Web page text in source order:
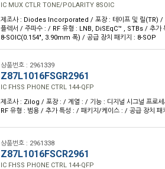
IC MUX CTLR TONE/POLARITY 8SOIC
제조사 : Diodes Incorporated / 포장 : 테이프 및 릴(TR) /
플렉서 / 주파수 : / RF 유형 : LNB, DiSEqC™ , STBs / 추가
8-SOIC(0.154", 3.90mm 폭) / 공급 장치 패키지 : 8-SOP
상품번호 : 2961339
Z87L1016FSGR2961
IC FHSS PHONE CTRL 144-QFP
제조사 : Zilog / 포장 : / 계열 : / 기능 : 디지널 시그널 프로
RF 유형 : 범용 / 추가 특성 : / 패키지/케이스 : / 공급 장치 패
상품번호 : 2961338
Z87L1016FSCR2961
IC FHSS PHONE CTRL 144-QFP